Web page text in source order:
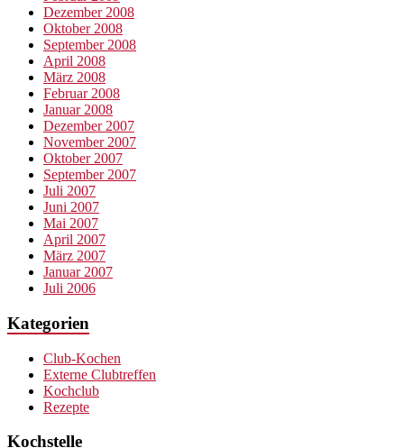
Dezember 2008
Oktober 2008
September 2008
April 2008
März 2008
Februar 2008
Januar 2008
Dezember 2007
November 2007
Oktober 2007
September 2007
Juli 2007
Juni 2007
Mai 2007
April 2007
März 2007
Januar 2007
Juli 2006
Kategorien
Club-Kochen
Externe Clubtreffen
Kochclub
Rezepte
Kochstelle